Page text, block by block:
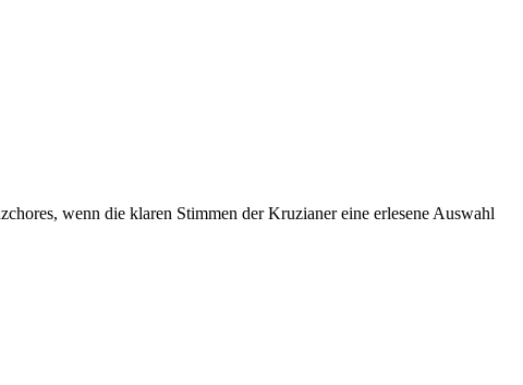
wenn die klaren Stimmen der Kruzianer eine erlesene Auswahl